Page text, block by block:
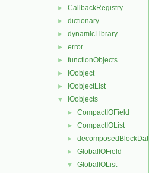
► CallbackRegistry
► dictionary
► dynamicLibrary
► error
► functionObjects
► IOobject
► IOobjectList
▼ IOobjects
► CompactIOField
► CompactIOList
► decomposedBlockData
► GlobalIOField
▼
GlobalIOList